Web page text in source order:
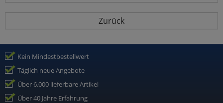
Zurück
Kein Mindestbestellwert
Täglich neue Angebote
Über 6.000 lieferbare Artikel
Über 40 Jahre Erfahrung